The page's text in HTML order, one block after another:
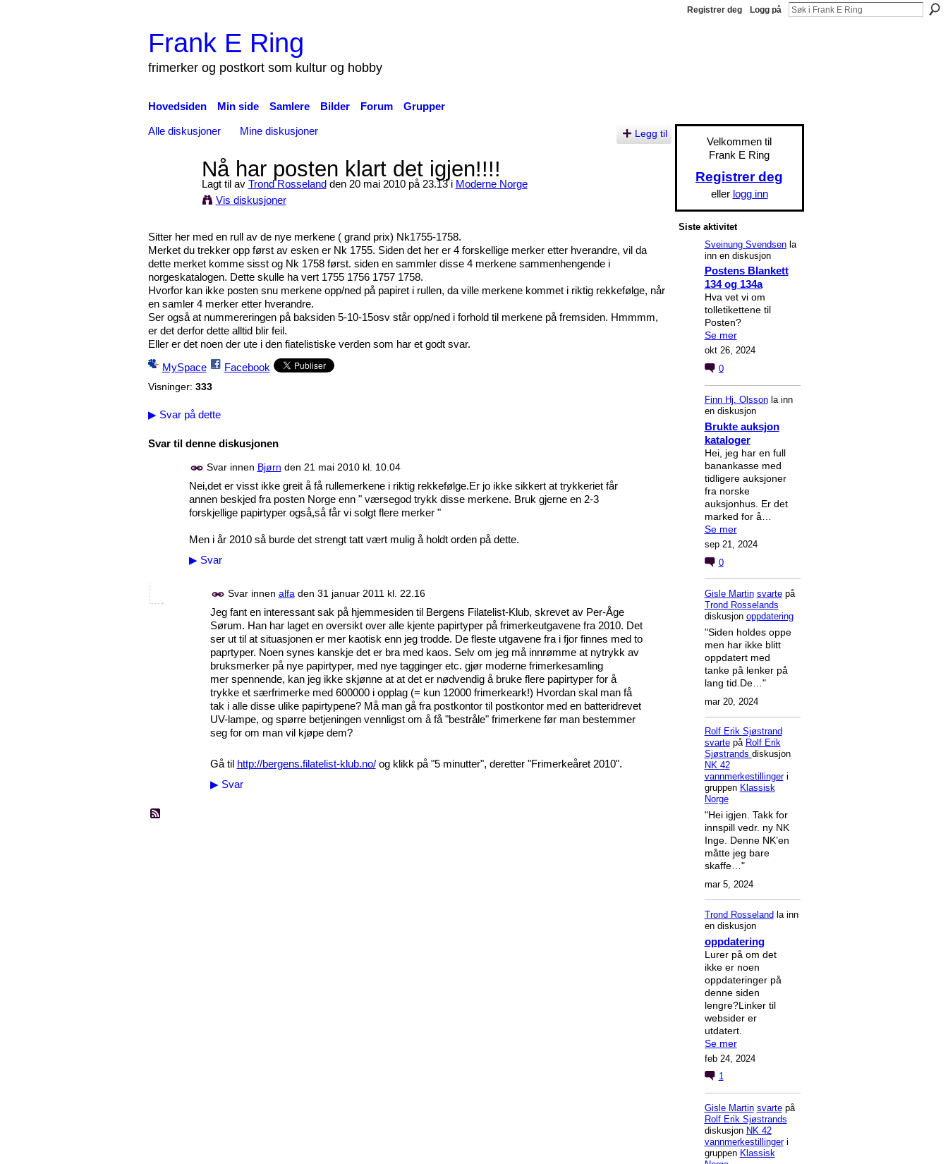
Registrer deg Logg på
Frank E Ring
frimerker og postkort som kultur og hobby
Hovedsiden Min side Samlere Bilder Forum Grupper
Alle diskusjoner Mine diskusjoner Legg til
Nå har posten klart det igjen!!!!
Lagt til av Trond Rosselandden 20 mai 2010 på 23.13 i Moderne Norge
Vis diskusjoner
Sitter her med en rull av de nye merkene ( grand prix) Nk1755-1758.
Merket du trekker opp først av esken er Nk 1755. Siden det her er 4 forskellige merker etter hverandre, vil da
dette merket komme sisst og Nk 1758 først. siden en sammler disse 4 merkene sammenhengende i
norgeskatalogen. Dette skulle ha vert 1755 1756 1757 1758.
Hvorfor kan ikke posten snu merkene opp/ned på papiret i rullen, da ville merkene kommet i riktig rekkefølge, når
en samler 4 merker etter hverandre.
Ser også at nummereringen på baksiden 5-10-15osv står opp/ned i forhold til merkene på fremsiden. Hmmmm,
er det derfor dette alltid blir feil.
Eller er det noen der ute i den fiatelistiske verden som har et godt svar.
MySpace
Facebook
Visninger: 333
▶Svar på dette
Svar til denne diskusjonen
Svar innen Bjørn den 21 mai 2010 kl. 10.04
Nei,det er visst ikke greit å få rullemerkene i riktig rekkefølge.Er jo ikke sikkert at trykkeriet får
annen beskjed fra posten Norge enn " værsegod trykk disse merkene. Bruk gjerne en 2-3
forskjellige papirtyper også,så får vi solgt flere merker "
Men i år 2010 så burde det strengt tatt vært mulig å holdt orden på dette.
▶Svar
Svar innen alfaden 31 januar 2011 kl. 22.16
Jeg fant en interessant sak på hjemmesiden til Bergens Filatelist-Klub, skrevet av Per-Åge
Sørum. Han har laget en oversikt over alle kjente papirtyper på frimerkeutgavene fra 2010. Det
ser ut til at situasjonen er mer kaotisk enn jeg trodde. De fleste utgavene fra i fjor finnes med to
paprtyper. Noen synes kanskje det er bra med kaos. Selv om jeg må innrømme at nytrykk av
bruksmerker på nye papirtyper, med nye tagginger etc. gjør moderne frimerkesamling
mer spennende, kan jeg ikke skjønne at at det er nødvendig å bruke flere papirtyper for å
trykke et særfrimerke med 600000 i opplag (= kun 12000 frimerkeark!) Hvordan skal man få
tak i alle disse ulike papirtypene? Må man gå fra postkontor til postkontor med en batteridrevet
UV-lampe, og spørre betjeningen vennligst om å få "bestråle" frimerkene før man bestemmer
seg for om man vil kjøpe dem?
Gå til http://bergens.filatelist-klub.no/og klikk på "5 minutter", deretter "Frimerkeåret 2010".
▶Svar
Velkommen til
Frank E Ring
Registrer deg
eller logg inn
Siste aktivitet
Sveinung Svendsenla
inn en diskusjon
Postens Blankett
134 og 134a
Hva vet vi om
tolletikettene til
Posten?
Se mer
okt 26, 2024
0
Finn Hj. Olssonla inn
en diskusjon
Brukte auksjon
kataloger
Hei, jeg har en full
banankasse med
tidligere auksjoner
fra norske
auksjonhus. Er det
marked for å…
Se mer
sep 21, 2024
0
Gisle Martin svartepå
Trond Rosselands
diskusjon oppdatering
"Siden holdes oppe
men har ikke blitt
oppdatert med
tanke på lenker på
lang tid.De…"
mar 20, 2024
Rolf Erik Sjøstrand
svartepå Rolf Erik
Sjøstrands diskusjon
NK 42
vannmerkestillingeri
gruppen Klassisk
Norge
"Hei igjen. Takk for
innspill vedr. ny NK
Inge. Denne NK’en
måtte jeg bare
skaffe…"
mar 5, 2024
Trond Rosseland la inn
en diskusjon
oppdatering
Lurer på om det
ikke er noen
oppdateringer på
denne siden
lengre?Linker til
websider er
utdatert.
Se mer
feb 24, 2024
1
Gisle Martin svartepå
Rolf Erik Sjøstrands
diskusjon NK 42
vannmerkestillingeri
gruppen Klassisk